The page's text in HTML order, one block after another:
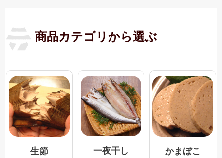
商品カテゴリから選ぶ
生節
一夜干し かまぼこ